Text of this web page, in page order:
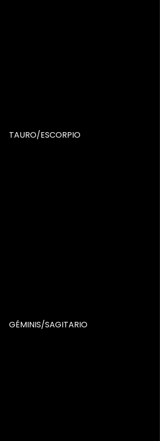
TAURO/ESCORPIO
GÉMINIS/SAGITARIO